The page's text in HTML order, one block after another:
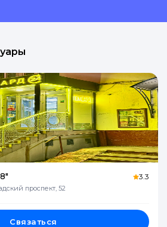
проспект, 52
3.3
Связаться